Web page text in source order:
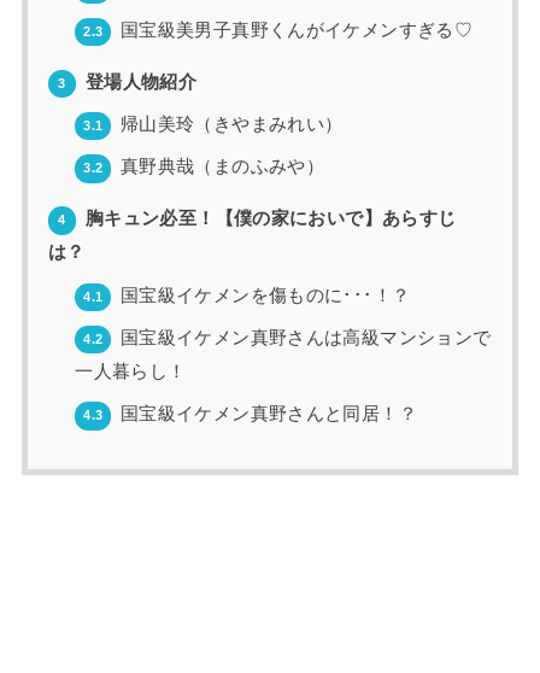
2.3 国宝級美男子真野くんがイケメンすぎる♡
3 登場人物紹介
3.1 帰山美玲（きやまみれい）
3.2 真野典哉（まのふみや）
4
胸キュン必至！【僕の家においで】あらすじ
は？
4.1 国宝級イケメンを傷ものに･･･！？
4.2
国宝級イケメン真野さんは高級マンションで
一人暮らし！
4.3 国宝級イケメン真野さんと同居！？